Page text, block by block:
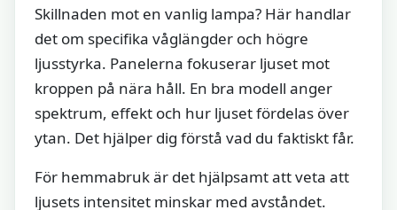
Skillnaden mot en vanlig lampa? Här handlar
det om specifika våglängder och högre
ljusstyrka. Panelerna fokuserar ljuset mot
kroppen på nära håll. En bra modell anger
spektrum, effekt och hur ljuset fördelas över
ytan. Det hjälper dig förstå vad du faktiskt får.
För hemmabruk är det hjälpsamt att veta att
ljusets intensitet minskar med avståndet.